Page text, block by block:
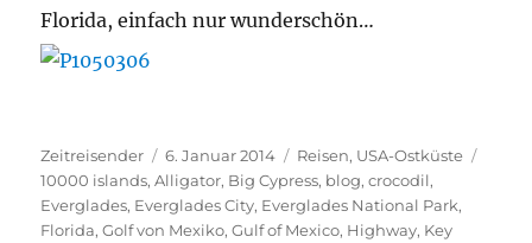
Florida, einfach nur wunderschön…
Autor
Zeitreisender
Veröffentlicht
am
6. Januar 2014 Kategorien
Reisen, USA-Ostküste
10000 islands,Alligator, Big Cypress, blog,crocodil,
Everglades, Everglades City, Everglades National Park,
Florida,Golf von Mexiko,Gulf of Mexico, Highway, Key